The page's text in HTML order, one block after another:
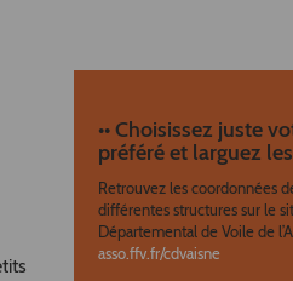
•• Choisissez juste
préféré et larguez
Retrouvez les coordonnées
différentes structures sur le
Départemental de Voile de
asso.ffv.fr/cdvaisne